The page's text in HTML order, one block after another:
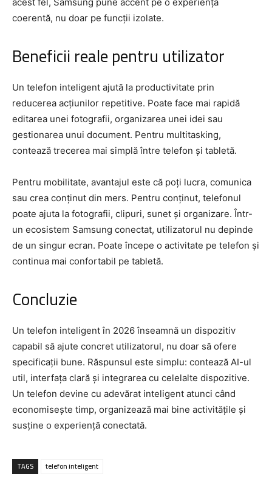
coerentă, nu doar pe funcții izolate.
Beneficii reale pentru utilizator
Un telefon inteligent ajută la productivitate prin
reducerea acțiunilor repetitive. Poate face mai rapidă
editarea unei fotografii, organizarea unei idei sau
gestionarea unui document. Pentru multitasking,
contează trecerea mai simplă între telefon și tabletă.
Pentru mobilitate, avantajul este că poți lucra, comunica
sau crea conținut din mers. Pentru conținut, telefonul
poate ajuta la fotografii, clipuri, sunet și organizare. Într-
un ecosistem Samsung conectat, utilizatorul nu depinde
de un singur ecran. Poate începe o activitate pe telefon și
continua mai confortabil pe tabletă.
Concluzie
Un telefon inteligent în 2026 înseamnă un dispozitiv
capabil să ajute concret utilizatorul, nu doar să ofere
specificații bune. Răspunsul este simplu: contează AI-ul
util, interfața clară și integrarea cu celelalte dispozitive.
Un telefon devine cu adevărat inteligent atunci când
economisește timp, organizează mai bine activitățile și
susține o experiență conectată.
TAGS telefon inteligent